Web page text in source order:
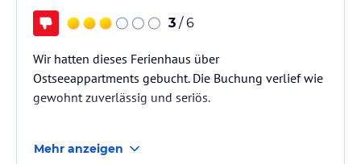
3 / 6
Wir hatten dieses Ferienhaus über
Ostseeappartments gebucht. Die Buchung verlief wie
gewohnt zuverlässig und seriös.
eines Hundebsitzers schreiben.
Mehr anzeigen